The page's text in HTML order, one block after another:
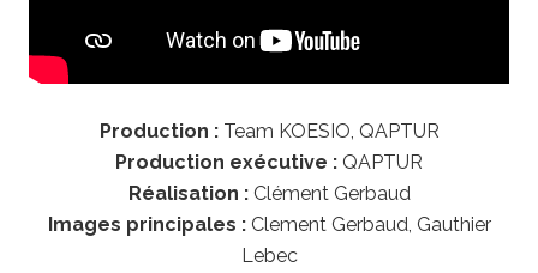
Production :Team KOESIO, QAPTUR
Production exécutive : QAPTUR
Réalisation :Clément Gerbaud
Images principales :Clement Gerbaud, Gauthier
Lebec